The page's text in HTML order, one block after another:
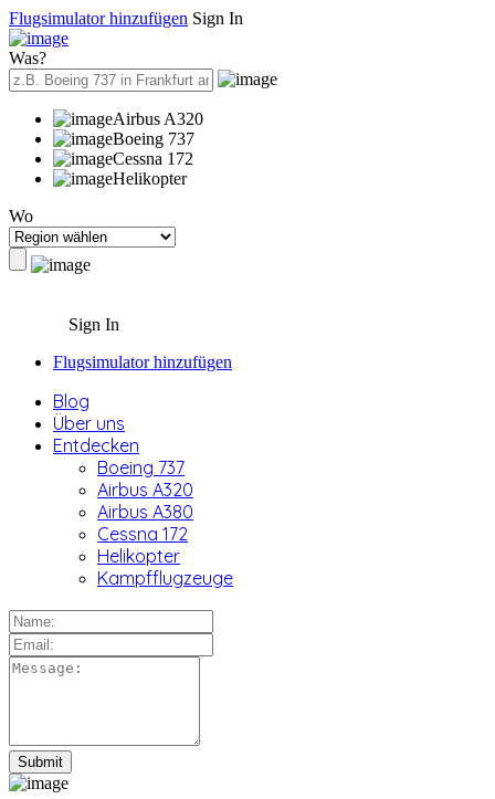
Flugsimulator hinzufügen Sign In
Was?
Airbus A320
Boeing 737
Cessna 172
Helikopter
Wo
Sign In
Flugsimulator hinzufügen
Blog
Über uns
Entdecken
Boeing 737
Airbus A320
Airbus A380
Cessna 172
Helikopter
Kampfflugzeuge